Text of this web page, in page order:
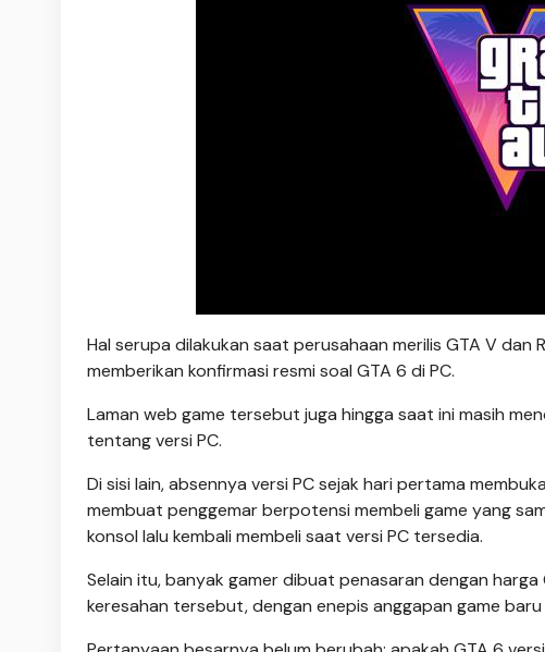
Hal serupa dilakukan saat perusahaan merilis GTA V dan
memberikan konfirmasi resmi soal GTA 6 di PC.
Laman web game tersebut juga hingga saat ini masih
tentang versi PC.
Di sisi lain, absennya versi PC sejak hari pertama
membuat penggemar berpotensi membeli game yang
konsol lalu kembali membeli saat versi PC tersedia.
Selain itu, banyak gamer dibuat penasaran dengan
keresahan tersebut, dengan enepis anggapan game